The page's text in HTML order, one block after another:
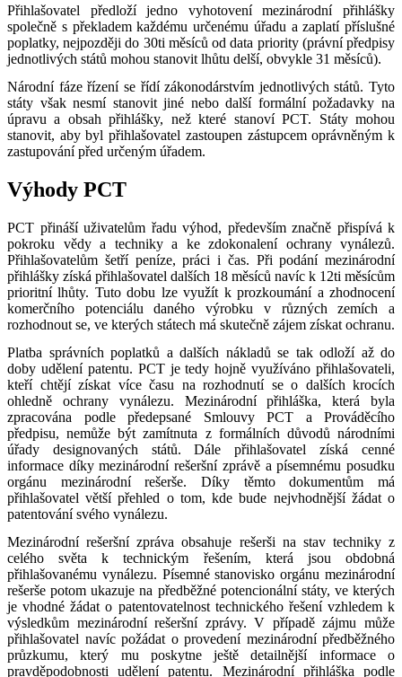
Přihlašovatel předloží jedno vyhotovení mezinárodní přihlášky
společně s překladem každému určenému úřadu a zaplatí příslušné
poplatky, nejpozději do 30ti měsíců od data priority (právní předpisy
jednotlivých států mohou stanovit lhůtu delší, obvykle 31 měsíců).
Národní fáze řízení se řídí zákonodárstvím jednotlivých států. Tyto
státy však nesmí stanovit jiné nebo další formální požadavky na
úpravu a obsah přihlášky, než které stanoví PCT. Státy mohou
stanovit, aby byl přihlašovatel zastoupen zástupcem oprávněným k
zastupování před určeným úřadem.
Výhody PCT
PCT přináší uživatelům řadu výhod, především značně přispívá k
pokroku vědy a techniky a ke zdokonalení ochrany vynálezů.
Přihlašovatelům šetří peníze, práci i čas. Při podání mezinárodní
přihlášky získá přihlašovatel dalších 18 měsíců navíc k 12ti měsícům
prioritní lhůty. Tuto dobu lze využít k prozkoumání a zhodnocení
komerčního potenciálu daného výrobku v různých zemích a
rozhodnout se, ve kterých státech má skutečně zájem získat ochranu.
Platba správních poplatků a dalších nákladů se tak odloží až do
doby udělení patentu. PCT je tedy hojně využíváno přihlašovateli,
kteří chtějí získat více času na rozhodnutí se o dalších krocích
ohledně ochrany vynálezu. Mezinárodní přihláška, která byla
zpracována podle předepsané Smlouvy PCT a Prováděcího
předpisu, nemůže být zamítnuta z formálních důvodů národními
úřady designovaných států. Dále přihlašovatel získá cenné
informace díky mezinárodní rešeršní zprávě a písemnému posudku
orgánu mezinárodní rešerše. Díky těmto dokumentům má
přihlašovatel větší přehled o tom, kde bude nejvhodnější žádat o
patentování svého vynálezu.
Mezinárodní rešeršní zpráva obsahuje rešerši na stav techniky z
celého světa k technickým řešením, která jsou obdobná
přihlašovanému vynálezu. Písemné stanovisko orgánu mezinárodní
rešerše potom ukazuje na předběžné potencionální státy, ve kterých
je vhodné žádat o patentovatelnost technického řešení vzhledem k
výsledkům mezinárodní rešeršní zprávy. V případě zájmu může
přihlašovatel navíc požádat o provedení mezinárodní předběžného
průzkumu, který mu poskytne ještě detailnější informace o
pravděpodobnosti udělení patentu. Mezinárodní přihláška podle